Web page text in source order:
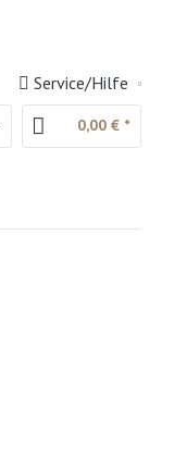
Service/Hilfe
0,00 € *